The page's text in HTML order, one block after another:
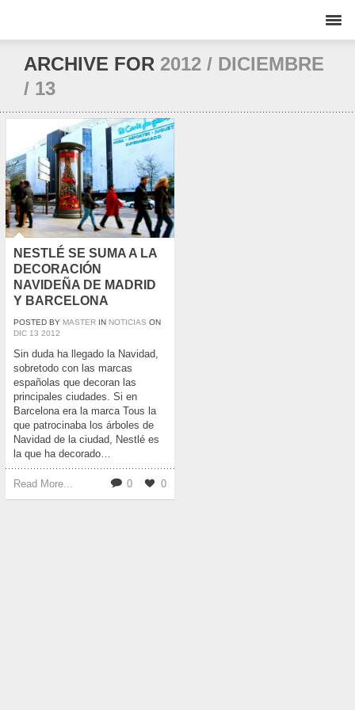
ARCHIVE FOR 2012 / DICIEMBRE
/ 13
NESTLÉ SE SUMA A LA
DECORACIÓN
NAVIDEÑA DE MADRID
Y BARCELONA
POSTED BY MASTER IN NOTICIAS ON
DIC 13 2012
Sin duda ha llegado la Navidad,
sobretodo con las marcas
españolas que decoran las
principales ciudades. Si en
Barcelona era la marca Tous la
que patrocinaba los árboles de
Navidad de la ciudad, Nestlé es
la que ha decorado…
Read More... 0 0